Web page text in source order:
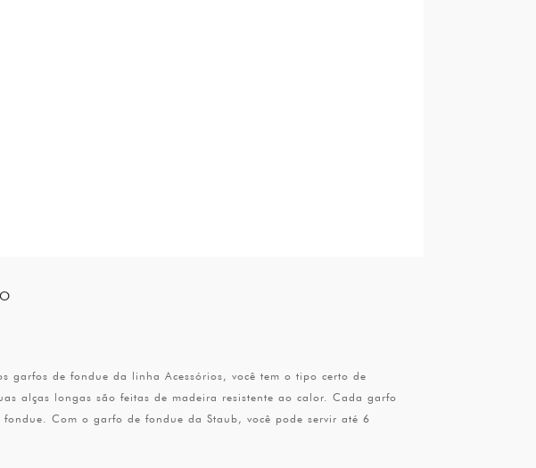
de fondue da linha Acessórios, você tem o tipo certo de
alças longas são feitas de madeira resistente ao calor. Cada garfo
Com o garfo de fondue da Staub, você pode servir até 6